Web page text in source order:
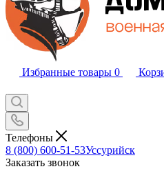
Избранные товары 0
Телефоны
8 (800) 600-51-53Уссурийск
Заказать звонок